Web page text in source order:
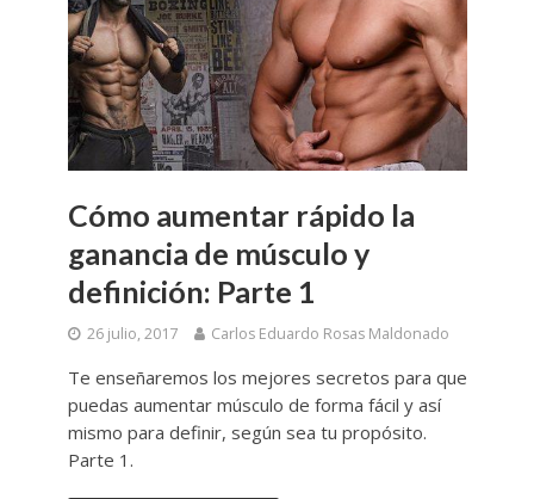
Cómo aumentar rápido la
ganancia de músculo y
definición: Parte 1
26 julio, 2017 Carlos Eduardo Rosas Maldonado
Te enseñaremos los mejores secretos para que
puedas aumentar músculo de forma fácil y así
mismo para definir, según sea tu propósito.
Parte 1.